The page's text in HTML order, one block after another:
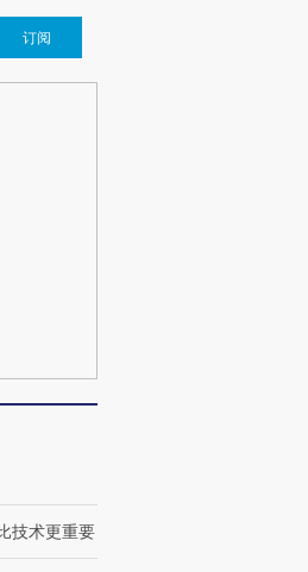
订阅
技术更重要